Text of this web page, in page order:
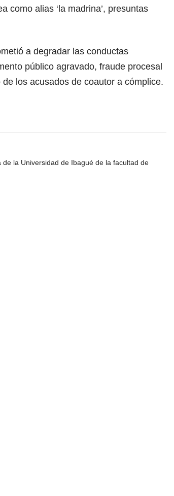
como alias ‘la madrina’, presuntas
a degradar las conductas
público agravado, fraude procesal
los acusados de coautor a cómplice.
la Universidad de Ibagué de la facultad de